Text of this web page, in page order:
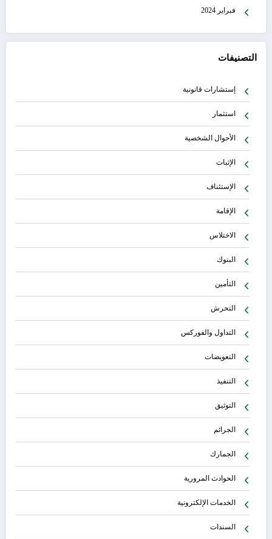
فبراير 2024
التصنيفات
إستشارات قانونية
استثمار
الأحوال الشخصية
الإثبات
الإستئناف
الإقامة
الاختلاس
البنوك
التأمين
التحرش
التداول والفوركس
التعويضات
التنفيذ
التوثيق
الجرائم
الجمارك
الحوادث المرورية
الخدمات الإلكترونية
السندات